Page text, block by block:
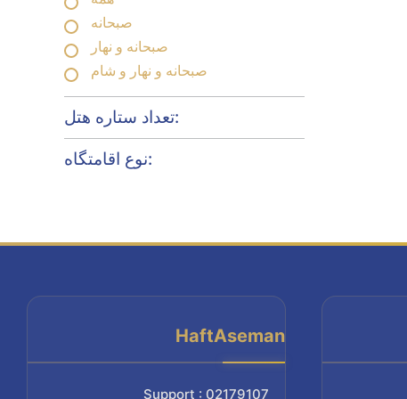
صبحانه
صبحانه و نهار
صبحانه و نهار و شام
تعداد ستاره هتل:
نوع اقامتگاه:
HaftAseman
Support : 02179107